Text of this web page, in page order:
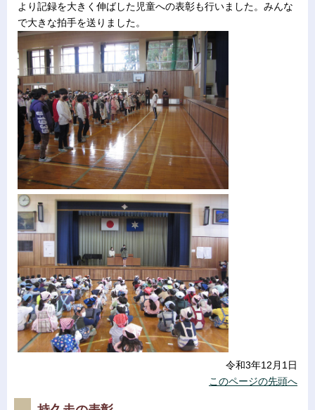
より記録を大きく伸ばした児童への表彰も行いました。みんな
で大きな拍手を送りました。
令和3年12月1日
このページの先頭へ